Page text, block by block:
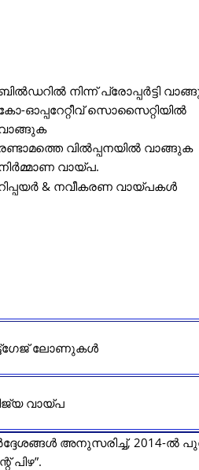
നിന്ന് പ്രോപ്പർട്ടി
ഓപ്പറേറ്റീവ് സൊസൈറ്റിയിൽ
വിൽപ്പനയിൽ വാങ്ങുക
വായ്പ.
& നവീകരണ വായ്പകൾ
ലോണുകൾ
വായ്പ
അനുസരിച്ച്,
പിഴ”.